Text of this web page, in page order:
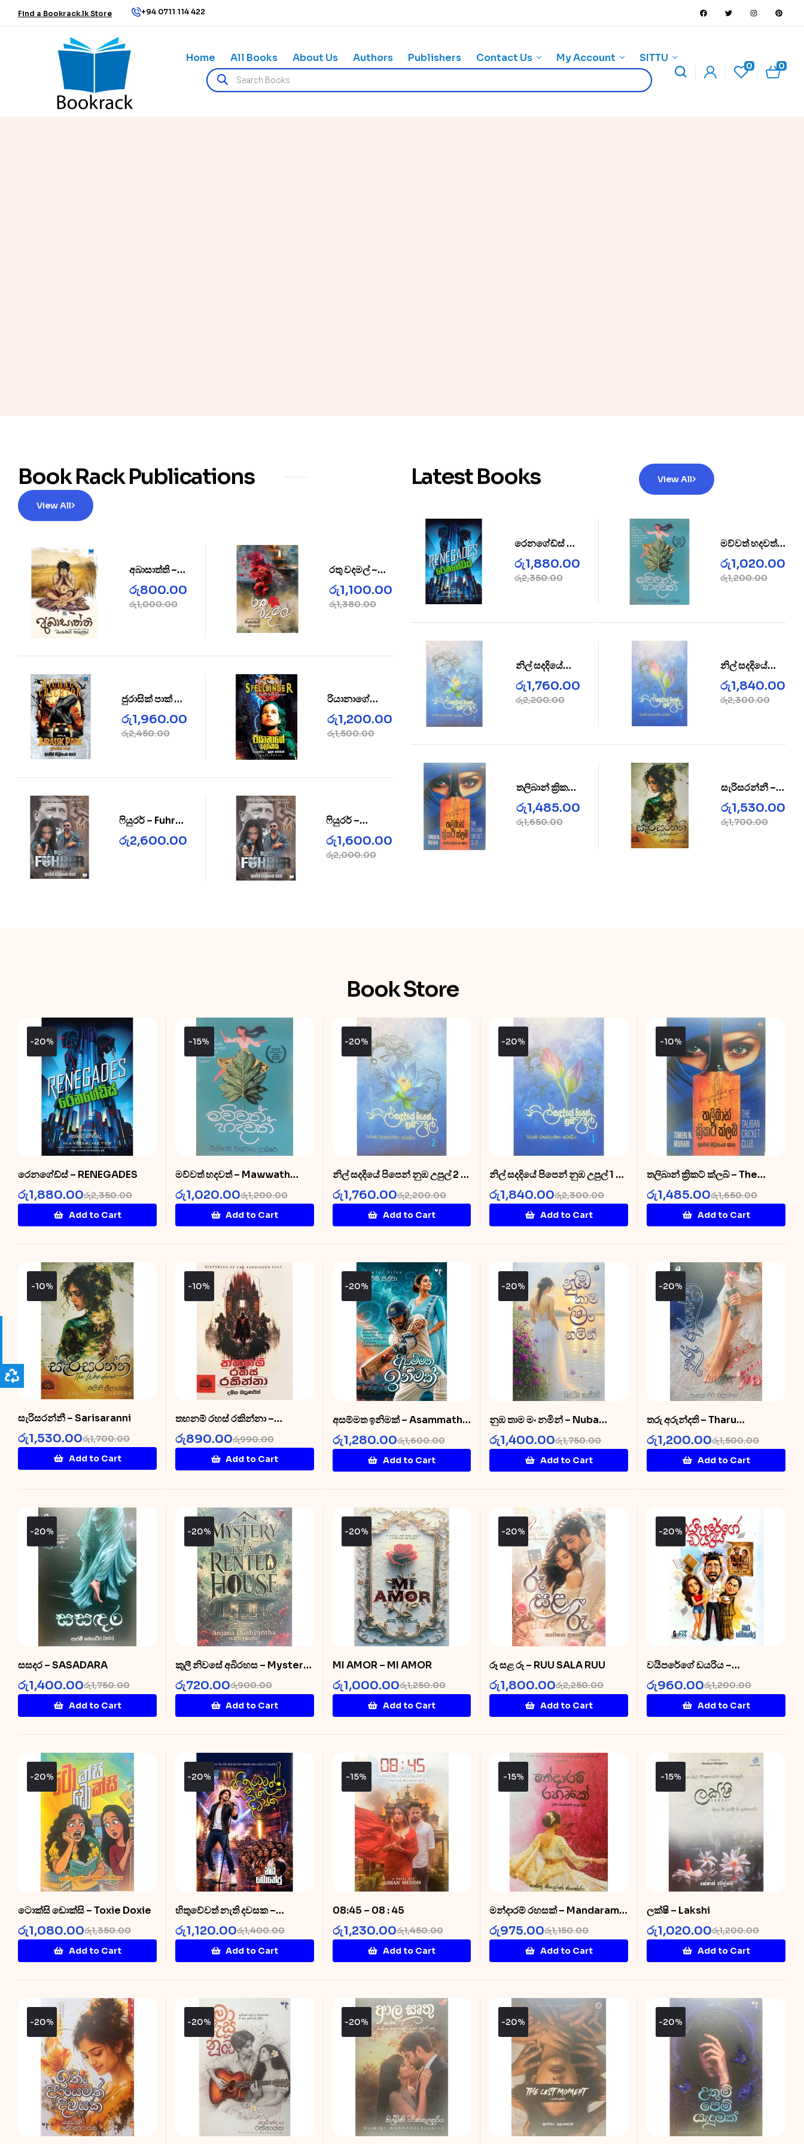
Find a Bookrack.lk Store +94 0711 114 422
Home All Books About Us Authors Publishers Contact Us My Account SITTU
0 0
Book Rack Publications
View All
අබාසාත්ති –
AbaSaththi
රු1,000.00
රු800.00
රතු වදමල් –
Rathu Wada
Mal
රු1,380.00
රු1,100.00
ජුරාසික් පාක් –
JURASSIC
PARK
රු2,450.00
රු1,960.00
රියානාගේ
ලෝකය –
Riana’s
World
රු1,500.00
රු1,200.00
ෆියුරර් – Fuhrer
– LIMITED
EDITION –
රු2,600.00
ෆියුරර් –
Fuhrer
රු2,000.00
රු1,600.00
Latest Books View All
රෙනගේඩ්ස් –
RENEGADES
රු2,350.00
රු1,880.00
මව්වත් හදවත් –
Mawwath
Hadawath
රු1,200.00
රු1,020.00
නිල් සදදියේ
පිපෙන් නුඹ
උපුල් 2 – Nil
Sada Diye 2
රු2,200.00
රු1,760.00
නිල් සදදියේ
පිපෙන් නුඹ
උපුල් 1 – Nil
Sada Diye 1
රු2,300.00
රු1,840.00
තලිබාන් ක්‍රිකට්
ක්ලබ් – The
Taliban
Cricket Club
රු1,650.00
රු1,485.00
සැරිසරන්නී –
Sarisaranni
රු1,700.00
රු1,530.00
Book Store
-20%
රෙනගේඩ්ස් – RENEGADES
රු2,350.00
රු1,880.00
Add to Cart
-15%
මව්වත් හදවත් – Mawwath
Hadawath
රු1,200.00
රු1,020.00
Add to Cart
-20%
නිල් සදදියේ පිපෙන් නුඹ උපුල් 2 –
Nil Sada Diye 2
රු2,200.00
රු1,760.00
Add to Cart
-20%
නිල් සදදියේ පිපෙන් නුඹ උපුල් 1 –
Nil Sada Diye 1
රු2,300.00
රු1,840.00
Add to Cart
-10%
තලිබාන් ක්‍රිකට් ක්ලබ් – The
Taliban Cricket Club
රු1,650.00
රු1,485.00
Add to Cart
-10%
සැරිසරන්නී – Sarisaranni
රු1,700.00
රු1,530.00
Add to Cart
-10%
තහනම් රහස් රකින්නා –
Thahanam Rahas Rakinnaa
රු990.00
රු890.00
Add to Cart
-20%
අසම්මත ඉනිමක් – Asammatha
Inimak
රු1,600.00
රු1,280.00
Add to Cart
-20%
නුඹ තාම මං නමින් – Nuba
Thama Man Namin
රු1,750.00
රු1,400.00
Add to Cart
-20%
තරු අරුන්දති – Tharu
Arundathi
රු1,500.00
රු1,200.00
Add to Cart
-20%
සසදර – SASADARA
රු1,750.00
රු1,400.00
Add to Cart
-20%
කුලී නිවසේ අබිරහස – Mystery
in a Rented House
රු900.00
රු720.00
Add to Cart
-20%
MI AMOR – MI AMOR
රු1,250.00
රු1,000.00
Add to Cart
-20%
රූ සළ රූ – RUU SALA RUU
රු2,250.00
රු1,800.00
Add to Cart
-20%
වයිපරේගේ ඩයරිය –
Wayiparege Diarya
රු1,200.00
රු960.00
Add to Cart
-20%
ටොක්සි ඩොක්සි – Toxie Doxie
රු1,350.00
රු1,080.00
Add to Cart
-20%
හිතුවේවත් නැති දවසක –
Hithuwewath Nathi
Dawasaka
රු1,400.00
රු1,120.00
Add to Cart
-15%
08:45 – 08 : 45
රු1,450.00
රු1,230.00
Add to Cart
-15%
මන්දාරම් රහසක් – Mandaram
Rahasak
රු1,150.00
රු975.00
Add to Cart
-15%
ලක්ෂි – Lakshi
රු1,200.00
රු1,020.00
Add to Cart
-20% -20% -20% -20% -20%